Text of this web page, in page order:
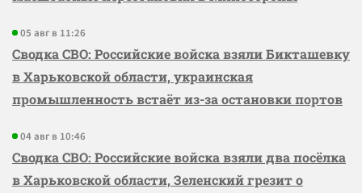
05 авг в 11:26
Сводка СВО: Российские войска взяли Бикташевку
в Харьковской области, украинская
промышленность встаёт из-за остановки портов
04 авг в 10:46
Сводка СВО: Российские войска взяли два посёлка
в Харьковской области, Зеленский грезит о